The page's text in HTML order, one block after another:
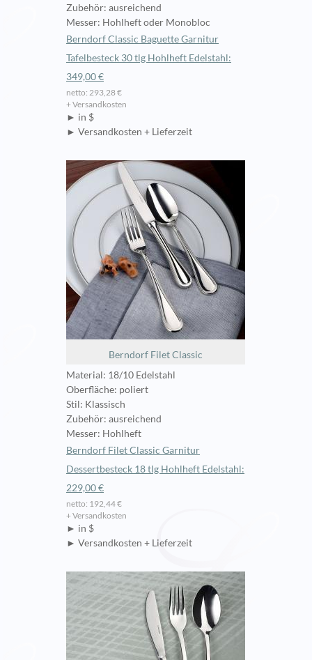
Zubehör: ausreichend
Messer: Hohlheft oder Monobloc
Berndorf Classic Baguette Garnitur
Tafelbesteck 30 tlg Hohlheft Edelstahl:
349,00 €
netto: 293,28 €
+ Versandkosten
► in $
► Versandkosten + Lieferzeit
Berndorf Filet Classic
Material: 18/10 Edelstahl
Oberfläche: poliert
Stil: Klassisch
Zubehör: ausreichend
Messer: Hohlheft
Berndorf Filet Classic Garnitur
Dessertbesteck 18 tlg Hohlheft Edelstahl:
229,00 €
netto: 192,44 €
+ Versandkosten
► in $
► Versandkosten + Lieferzeit